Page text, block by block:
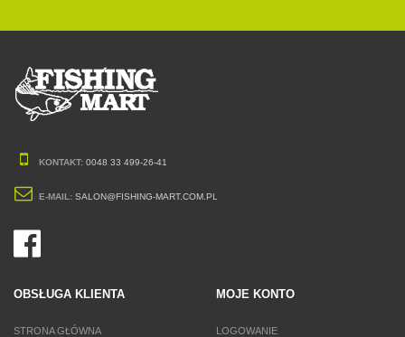
KONTAKT: 0048 33 499-26-41
E-MAIL: SALON@FISHING-MART.COM.PL
OBSŁUGA KLIENTA
STRONA GŁÓWNA
MOJE KONTO
LOGOWANIE